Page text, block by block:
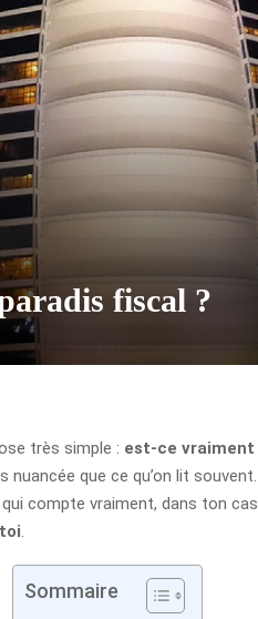
fiscal ?
très simple : est-ce
nuancée que ce qu’on lit
compte vraiment, dans ton
Sommaire